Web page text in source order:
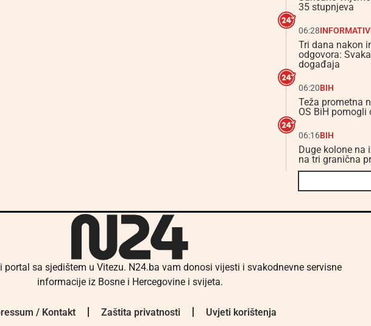
35 stupnjeva
06:28
Tri dana nakon
odgovora:
događaja
06:20BIH
Teža prometna
OS BiH pomogli
06:16BIH
Duge kolone na
na tri granična
portal sa sjedištem u Vitezu. N24.ba vam donosi vijesti i svakodnevne servisne
informacije iz Bosne i Hercegovine i svijeta.
/ Kontakt Zaštita privatnosti Uvjeti korištenja